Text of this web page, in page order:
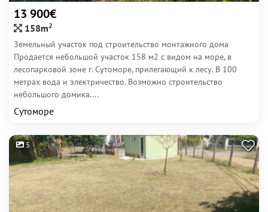
13 900€
158m2
Земельный участок под строительство монтажного дома
Продается небольшой участок 158 м2 с видом на море, в
лесопарковой зоне г. Сутоморе, прилегающий к лесу. В 100
метрах вода и электричество. Возможно строительство
небольшого домика....
Сутоморе
5